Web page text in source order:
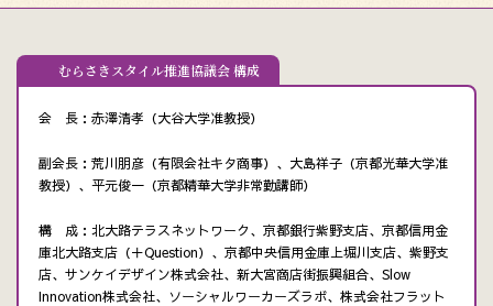
むらさきスタイル推進協議会 構成
会 長：赤澤清孝（大谷大学准教授）
副会長：荒川朋彦（有限会社キタ商事）、大島祥子（京都光華大学准
教授）、平元俊一（京都精華大学非常勤講師）
構 成：北大路テラスネットワーク、京都銀行紫野支店、京都信用金
庫北大路支店（＋Question）、京都中央信用金庫上堀川支店、紫野支
店、サンケイデザイン株式会社、新大宮商店街振興組合、Slow
Innovation株式会社、ソーシャルワーカーズラボ、株式会社フラット